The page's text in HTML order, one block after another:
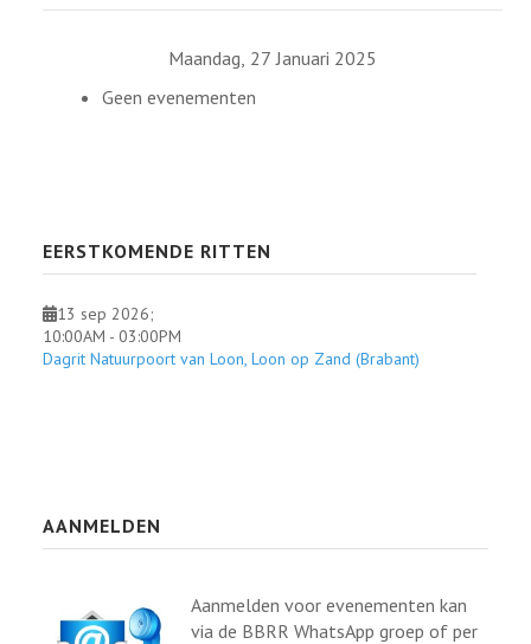
Maandag, 27 Januari 2025
Geen evenementen
EERSTKOMENDE RITTEN
13 sep 2026;
10:00AM -03:00PM
Dagrit Natuurpoort van Loon, Loon op Zand (Brabant)
AANMELDEN
Aanmelden voor evenementen kan
via de BBRR WhatsApp groep of per